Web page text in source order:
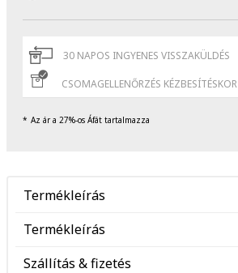
30 NAPOS INGYENES VISSZAKÜLDÉS
CSOMAGELLENŐRZÉS KÉZBESÍTÉSKOR
Az ár a 27%-os Áfát tartalmazza
Termékleírás
Termékleírás
Szállítás & fizetés